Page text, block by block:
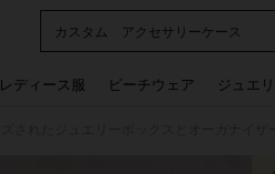
カスタム アクセサリーケース
レディース服 ビーチウェア ジュエ